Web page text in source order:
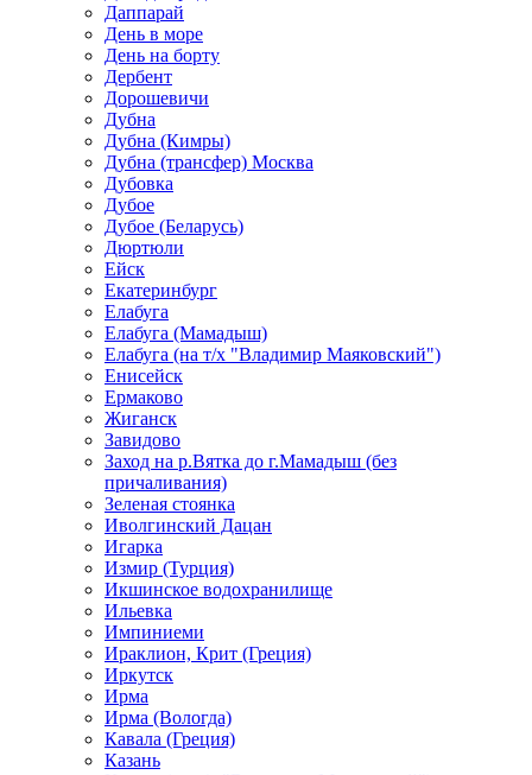
Даппарай
День в море
День на борту
Дербент
Дорошевичи
Дубна
Дубна (Кимры)
Дубна (трансфер) Москва
Дубовка
Дубое
Дубое (Беларусь)
Дюртюли
Ейск
Екатеринбург
Елабуга
Елабуга (Мамадыш)
Елабуга (на т/х "Владимир Маяковский")
Енисейск
Ермаково
Жиганск
Завидово
Заход на р.Вятка до г.Мамадыш (без
причаливания)
Зеленая стоянка
Иволгинский Дацан
Игарка
Измир (Турция)
Икшинское водохранилище
Ильевка
Импиниеми
Ираклион, Крит (Греция)
Иркутск
Ирма
Ирма (Вологда)
Кавала (Греция)
Казань